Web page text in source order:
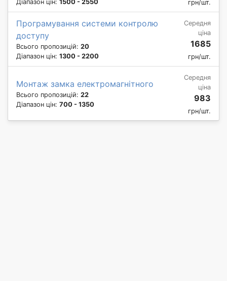
Діапазон цін: 1500 - 2550 грн/шт.
Програмування системи контролю
доступу
Всього пропозицій: 20
Діапазон цін: 1300 - 2200
Середня
ціна
1685
грн/шт.
Монтаж замка електромагнітного
Всього пропозицій: 22
Діапазон цін: 700 - 1350
Середня
ціна
983
грн/шт.